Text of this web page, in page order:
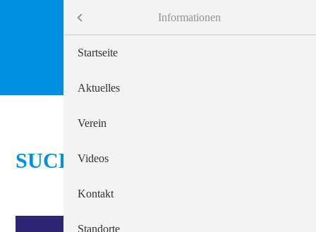
SUCHEN
Alten- und Krankenpflege
Beratungsdienste
Arbeitgeber Diakonie
Informationen
Startseite
Aktuelles
Verein
Videos
Kontakt
Standorte